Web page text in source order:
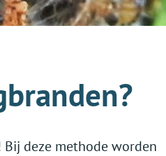
deze methode worden